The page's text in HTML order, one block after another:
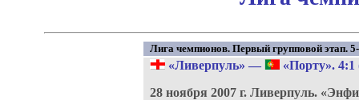
Лига чемпионов. Первый групповой этап.
«Ливерпуль» — «Порту». 4:1
28 ноября 2007 г. Ливерпуль.